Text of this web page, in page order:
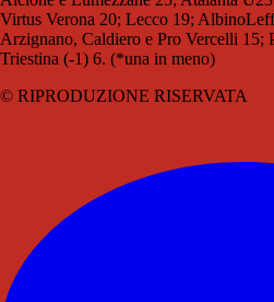
Virtus Verona 20; Lecco 19;
Arzignano, Caldiero e Pro Vercelli 15;
Triestina (-1) 6. (*una in meno)
© RIPRODUZIONE RISERVATA